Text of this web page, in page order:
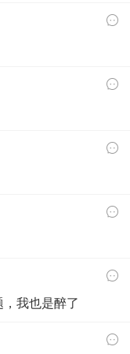
我也是醉了